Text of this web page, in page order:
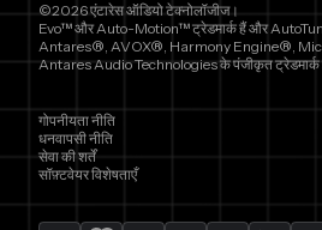
©2026 एंटारेस ऑडियो टेक्नोलॉजीज।
Evo™ और Auto-Motion™ ट्रेडमार्क हैं और
Antares®, AVOX®, Harmony Engine®,
Antares Audio Technologies के पंजीकृत ट्रेडमार्क
गोपनीयता नीति
धनवापसी नीति
सेवा की शर्तें
सॉफ़्टवेयर विशेषताएँ